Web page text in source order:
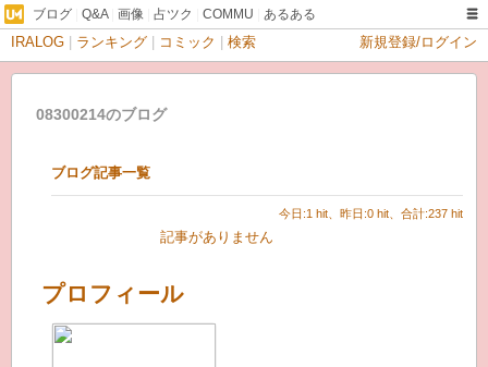
ブログ Q&A| 画像 占ツク COMMU あるある
IRALOG ランキング コミック 検索 新規登録/ログイン
08300214のブログ
ブログ記事一覧
今日:1 hit、昨日:0 hit、合計:237 hit
記事がありません
プロフィール